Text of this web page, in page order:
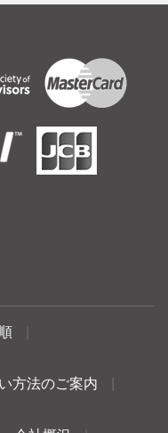
方法のご案内